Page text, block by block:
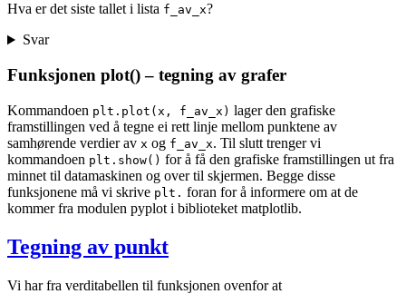
Hva er det siste tallet i lista f_av_x?
Svar
Funksjonen plot() – tegning av grafer
Kommandoen plt.plot(x, f_av_x) lager den grafiske
framstillingen ved å tegne ei rett linje mellom punktene av
samhørende verdier av x og f_av_x. Til slutt trenger vi
kommandoen plt.show() for å få den grafiske framstillingen ut fra
minnet til datamaskinen og over til skjermen. Begge disse
funksjonene må vi skrive plt. foran for å informere om at de
kommer fra modulen pyplot i biblioteket matplotlib.
Tegning av punkt
Vi har fra verditabellen til funksjonen ovenfor at